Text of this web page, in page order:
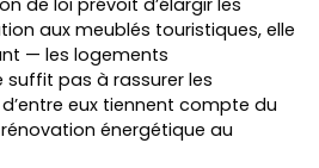
aux meublés touristiques, elle
— les logements
pas à rassurer les
eux tiennent compte du
énergétique au